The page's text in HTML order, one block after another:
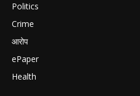
Politics
Crime
आरोप
ePaper
Health